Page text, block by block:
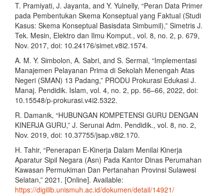
T. Pramiyati, J. Jayanta, and Y. Yulnelly, “Peran Data Primer
pada Pembentukan Skema Konseptual yang Faktual (Studi
Kasus: Skema Konseptual Basisdata Simbumil),” Simetris J.
Tek. Mesin, Elektro dan Ilmu Komput., vol. 8, no. 2, p. 679,
Nov. 2017, doi: 10.24176/simet.v8i2.1574.
A. M. Y. Simbolon, A. Sabri, and S. Sermal, “Implementasi
Manajemen Pelayanan Prima di Sekolah Menengah Atas
Negeri (SMAN) 13 Padang,” PRODU Prokurasi Edukasi J.
Manaj. Pendidik. Islam, vol. 4, no. 2, pp. 56–66, 2022, doi:
10.15548/p-prokurasi.v4i2.5322.
R. Damanik, “HUBUNGAN KOMPETENSI GURU DENGAN
KINERJA GURU,” J. Serunai Adm. Pendidik., vol. 8, no. 2,
Nov. 2019, doi: 10.37755/jsap.v8i2.170.
H. Tahir, “Penerapan E-Kinerja Dalam Menilai Kinerja
Aparatur Sipil Negara (Asn) Pada Kantor Dinas Perumahan
Kawasan Permukiman Dan Pertanahan Provinsi Sulawesi
Selatan,” 2021. [Online]. Available:
https://digilib.unismuh.ac.id/dokumen/detail/14921/